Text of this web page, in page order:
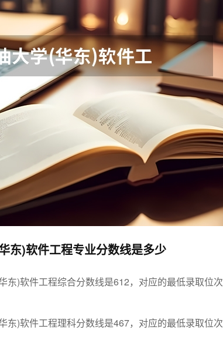
东)软件工程专业分数线是多少
东)软件工程综合分数线是612，对应的最低录取位次
东)软件工程理科分数线是467，对应的最低录取位次